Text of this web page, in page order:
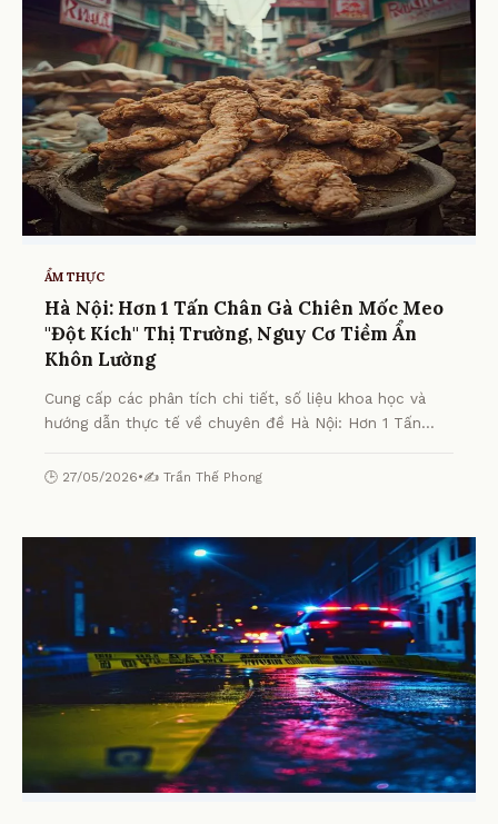
ẨM THỰC
Hà Nội: Hơn 1 Tấn Chân Gà Chiên Mốc Meo
"Đột Kích" Thị Trường, Nguy Cơ Tiềm Ẩn
Khôn Lường
Cung cấp các phân tích chi tiết, số liệu khoa học và
hướng dẫn thực tế về chuyên đề Hà Nội: Hơn 1 Tấn
Cơ Tiềm Ẩn Khôn Lường từ chuyên gia.
🕒 27/05/2026•✍️ Trần Thế Phong